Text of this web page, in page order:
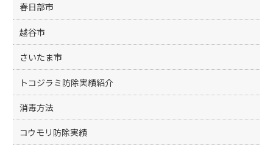
春日部市
越谷市
さいたま市
トコジラミ防除実績紹介
消毒方法
コウモリ防除実績